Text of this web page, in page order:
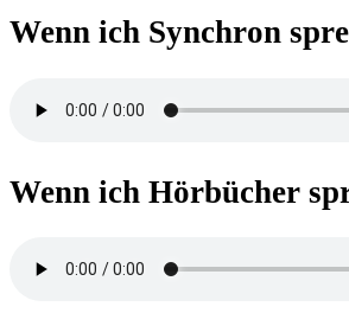
Wenn ich Synchron
Wenn ich Hörbücher